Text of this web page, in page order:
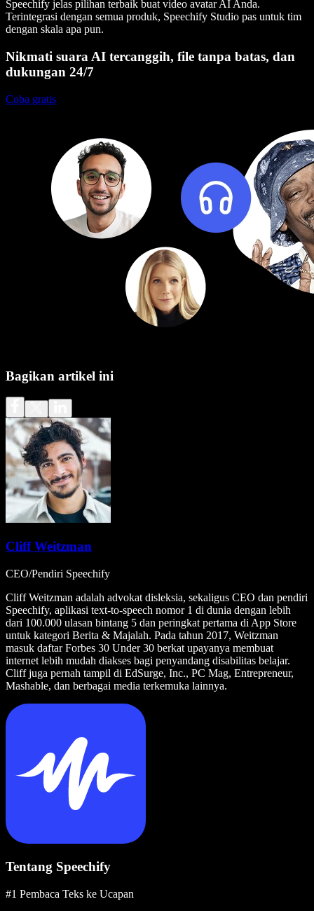
Speechify jelas pilihan terbaik buat video avatar AI Anda.
Terintegrasi dengan semua produk, Speechify Studio pas untuk tim
dengan skala apa pun.
Nikmati suara AI tercanggih, file tanpa batas, dan
dukungan 24/7
Coba gratis
Bagikan artikel ini
Cliff Weitzman
CEO/Pendiri Speechify
Cliff Weitzman adalah advokat disleksia, sekaligus CEO dan pendiri
Speechify, aplikasi text-to-speech nomor 1 di dunia dengan lebih
dari 100.000 ulasan bintang 5 dan peringkat pertama di App Store
untuk kategori Berita & Majalah. Pada tahun 2017, Weitzman
masuk daftar Forbes 30 Under 30 berkat upayanya membuat
internet lebih mudah diakses bagi penyandang disabilitas belajar.
Cliff juga pernah tampil di EdSurge, Inc., PC Mag, Entrepreneur,
Mashable, dan berbagai media terkemuka lainnya.
Tentang Speechify
#1 Pembaca Teks ke Ucapan